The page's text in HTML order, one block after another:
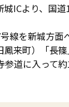
ICより、国
線を新城方面
来町）「長
道に入って